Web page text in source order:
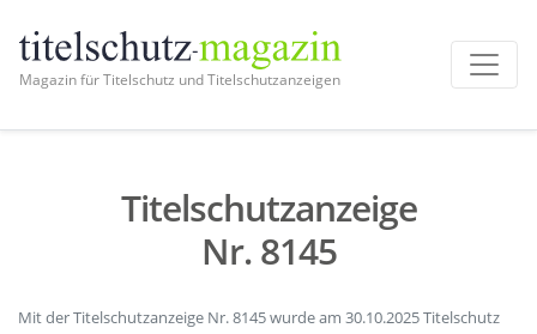
Magazin für Titelschutz und Titelschutzanzeigen
Titelschutzanzeige
Nr. 8145
Mit der Titelschutzanzeige Nr. 8145 wurde am 30.10.2025 Titelschutz